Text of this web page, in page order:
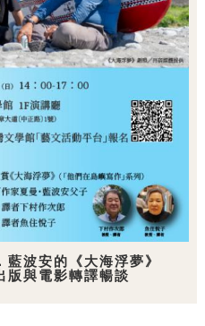
藍波安的《大海浮夢》
與電影轉譯暢談